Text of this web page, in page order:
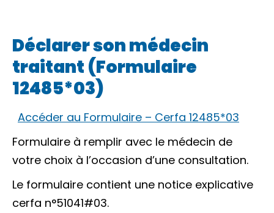
Déclarer son médecin
traitant (Formulaire
12485*03)
Accéder au Formulaire – Cerfa 12485*03
Formulaire à remplir avec le médecin de
votre choix à l’occasion d’une consultation.
Le formulaire contient une notice explicative
cerfa n°51041#03.